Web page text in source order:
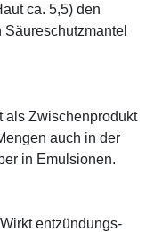
ca. 5,5) den
als Zwischenprodukt
auch in der
in Emulsionen.
entzündungs-